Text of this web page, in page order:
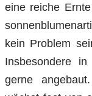
eine reiche
kein Problem
Insbesondere
gerne